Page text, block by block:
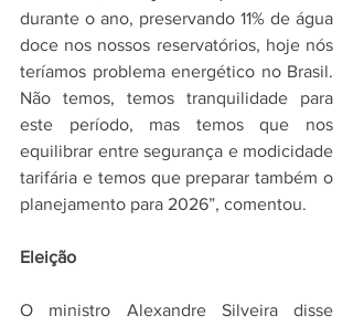
durante o ano, preservando 11% de água
doce nos nossos reservatórios, hoje nós
teríamos problema energético no Brasil.
Não temos, temos tranquilidade para
este período, mas temos que nos
equilibrar entre segurança e modicidade
tarifária e temos que preparar também o
planejamento para 2026”, comentou.
Eleição
O ministro Alexandre Silveira disse